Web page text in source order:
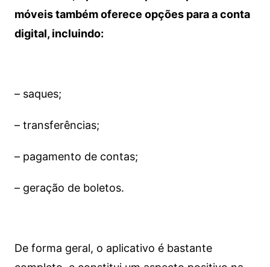
móveis também oferece opções para a conta
digital, incluindo:
– saques;
– transferências;
– pagamento de contas;
– geração de boletos.
De forma geral, o aplicativo é bastante